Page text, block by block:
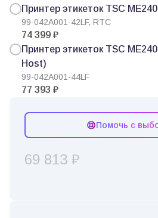
Принтер этикеток TSC
99-042A001-42LF, RTC
74 399 ₽
Принтер этикеток TSC
Host)
99-042A001-44LF
77 393 ₽
Помочь с
69 813 ₽